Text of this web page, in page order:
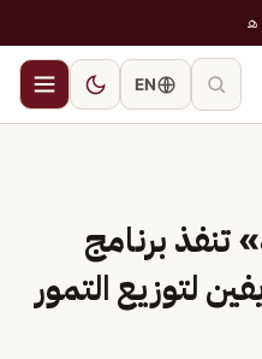
EN
تنفذ برنامج
لتوزيع التمور